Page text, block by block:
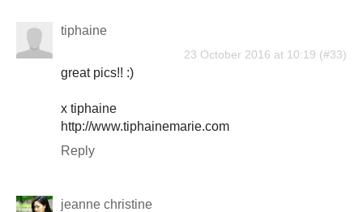
tiphaine
23 October 2016 at 10:19
great pics!! :)
x tiphaine
http://www.tiphainemarie.com
Reply
jeanne christine